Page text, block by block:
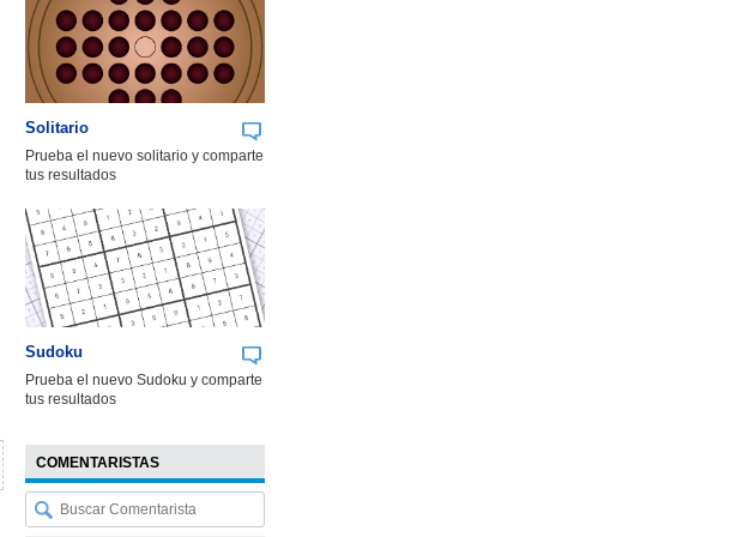
Solitario
Prueba el nuevo solitario y comparte
tus resultados
Sudoku
Prueba el nuevo Sudoku y comparte
tus resultados
COMENTARISTAS